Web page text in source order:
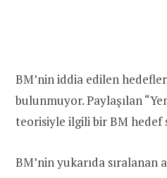
BM’nin iddia edilen
bulunmuyor. Paylaşılan
teorisiyle ilgili bir BM hedef
BM’nin yukarıda sıralanan